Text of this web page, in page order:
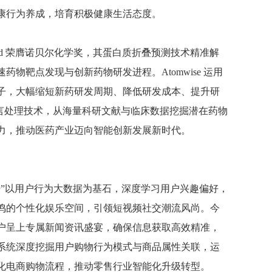
为养成，培育积极健康生活态度。
荣膺诺贝尔化学奖，其蛋白质折叠预测技术精准解
物靶点发现与创新药物研发进程。Atomwise 运用
大幅缩短新药研发周期、降低研发成本、提升研
理技术，从海量科研文献与临床数据挖掘潜在药物
推动医药产业迈向智能创新发展新时代。
用户行为大数据为基石，深度学习用户兴趣偏好，
个性化娱乐空间，引领短视频社交潮流风尚。今
上专属新闻资讯盛宴，确保信息获取高效精准，
深度挖掘用户购物行为模式与商品属性关联，运
商购物流程，推动零售行业智能化升级转型。